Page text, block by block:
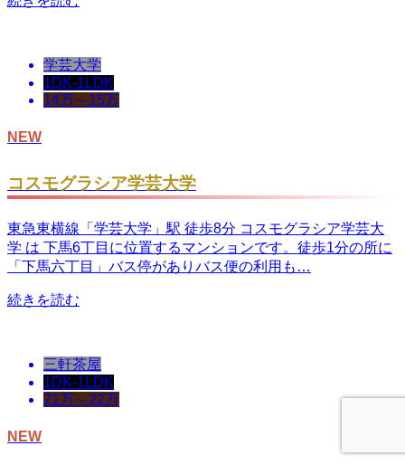
学芸大学
1DK-1LDK
14万～15万
NEW
コスモグラシア学芸大学
東急東横線「学芸大学」駅 徒歩8分 コスモグラシア学芸大
学 は 下馬6丁目に位置するマンションです。徒歩1分の所に
「下馬六丁目」バス停がありバス便の利用も…
続きを読む
三軒茶屋
1DK-1LDK
21万～22万
NEW